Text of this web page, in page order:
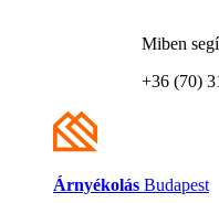
Miben
+36 (70)
Árnyékolás Budapest